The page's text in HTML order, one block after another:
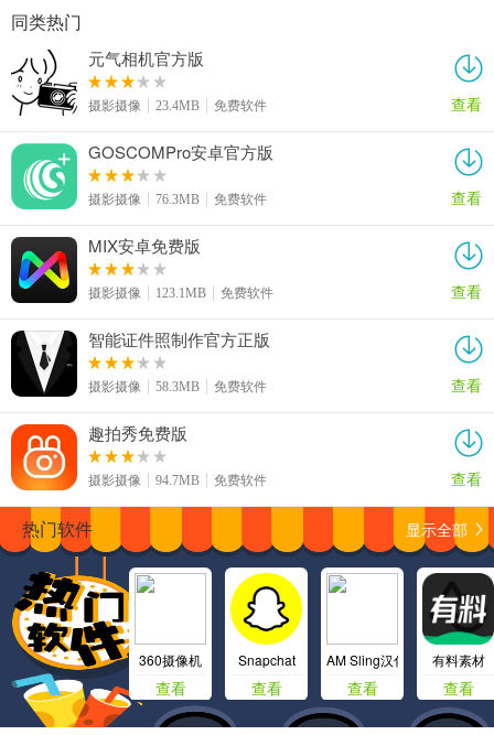
同类热门
元气相机官方版
摄影摄像 23.4MB 免费软件 查看
GOSCOMPro安卓官方版
摄影摄像 76.3MB 免费软件 查看
MIX安卓免费版
摄影摄像 123.1MB 免费软件 查看
智能证件照制作官方正版
摄影摄像 58.3MB 免费软件 查看
趣拍秀免费版
摄影摄像 94.7MB 免费软件 查看
热门软件 显示全部
360摄像机
查看
Snapchat
查看
AM Sling汉化版
查看
有料素材
查看